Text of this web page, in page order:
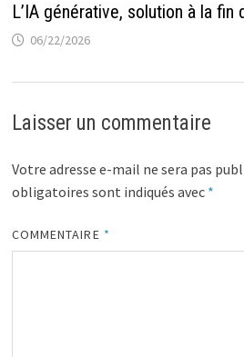
L’IA générative, solution à la
06/22/2026
Laisser un commentaire
Votre adresse e-mail ne sera pas
obligatoires sont indiqués avec *
COMMENTAIRE *